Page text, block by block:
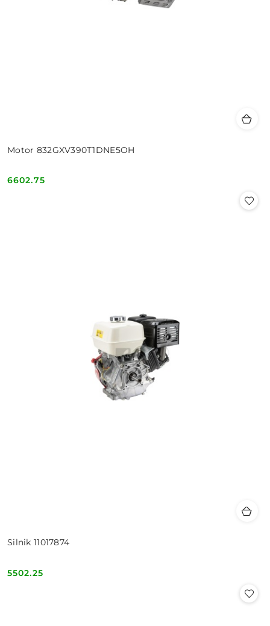
Motor 832GXV390T1DNE5OH
Cena:
6602.75
Silnik 11017874
Cena:
5502.25